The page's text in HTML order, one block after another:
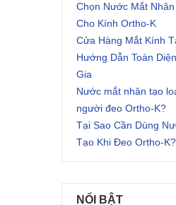
Chọn Nước Mắt Nhân
Cho Kính Ortho-K
Cửa Hàng Mắt Kính
Hướng Dẫn Toàn
Gia
Nước mắt nhân tạo
người đeo Ortho-K?
Tại Sao Cần Dùng
Tạo Khi Đeo Ortho-K?
NỔI BẬT